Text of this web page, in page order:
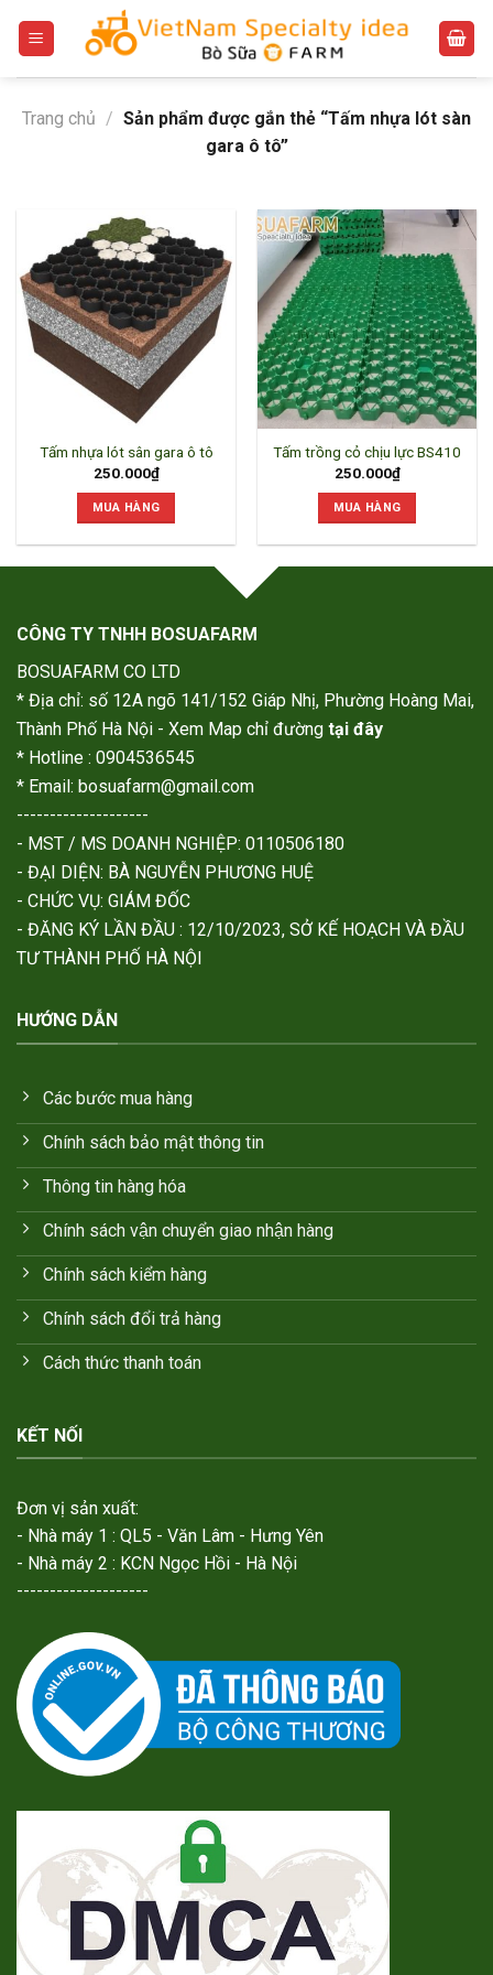
Trang chủ / Sản phẩm được gắn thẻ “Tấm nhựa lót sàn
gara ô tô”
Tấm nhựa lót sân gara ô tô
250.000₫
MUA HÀNG
Tấm trồng cỏ chịu lực BS410
250.000₫
MUA HÀNG
CÔNG TY TNHH BOSUAFARM
BOSUAFARM CO LTD
* Địa chỉ: số 12A ngõ 141/152 Giáp Nhị, Phường Hoàng Mai,
Thành Phố Hà Nội - Xem Map chỉ đường tại đây
* Hotline : 0904536545
* Email: bosuafarm@gmail.com
--------------------
- MST / MS DOANH NGHIỆP: 0110506180
- ĐẠI DIỆN: BÀ NGUYỄN PHƯƠNG HUỆ
- CHỨC VỤ: GIÁM ĐỐC
- ĐĂNG KÝ LẦN ĐẦU : 12/10/2023, SỞ KẾ HOẠCH VÀ ĐẦU
TƯ THÀNH PHỐ HÀ NỘI
HƯỚNG DẪN
Các bước mua hàng
Chính sách bảo mật thông tin
Thông tin hàng hóa
Chính sách vận chuyển giao nhận hàng
Chính sách kiểm hàng
Chính sách đổi trả hàng
Cách thức thanh toán
KẾT NỐI
Đơn vị sản xuất:
- Nhà máy 1 : QL5 - Văn Lâm - Hưng Yên
- Nhà máy 2 : KCN Ngọc Hồi - Hà Nội
--------------------